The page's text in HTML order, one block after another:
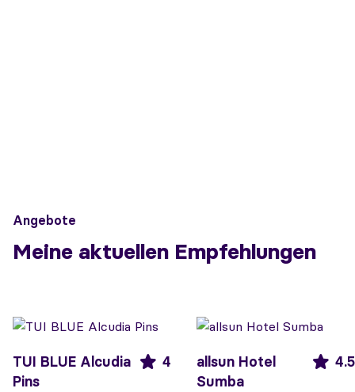
Angebote
Meine aktuellen Empfehlungen
TUI BLUE Alcudia
Pins
4
allsun Hotel
Sumba
4.5